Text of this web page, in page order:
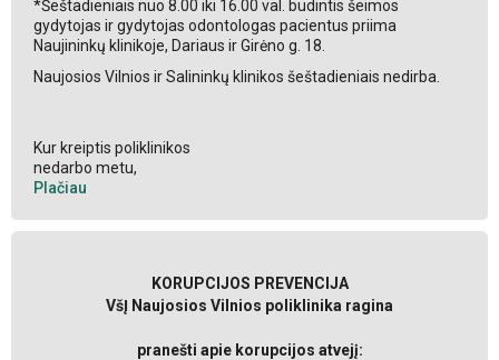
*Šeštadieniais nuo 8.00 iki 16.00 val. budintis šeimos
gydytojas ir gydytojas odontologas pacientus priima
Naujininkų klinikoje, Dariaus ir Girėno g. 18.
Naujosios Vilnios ir Salininkų klinikos šeštadieniais nedirba.
Kur kreiptis poliklinikos
nedarbo metu,
Plačiau
KORUPCIJOS PREVENCIJA
VšĮ Naujosios Vilnios poliklinika ragina
pranešti apie korupcijos atvejį: